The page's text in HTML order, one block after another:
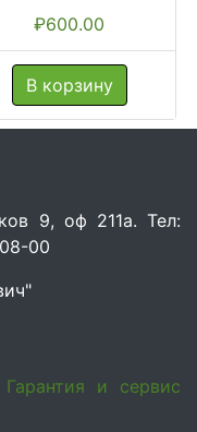
₽600.00
В корзину
9, оф 211а. Тел:
00
Гарантия и сервис